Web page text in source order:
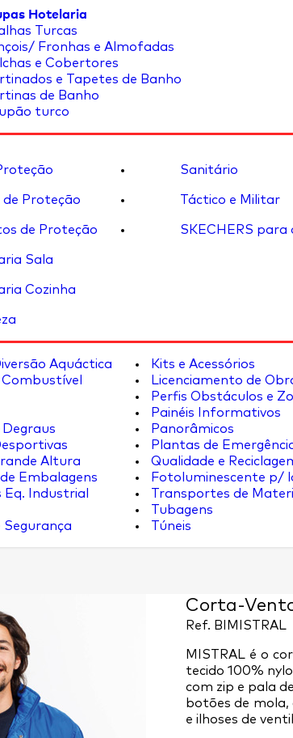
Hotelaria
Turcas
Fronhas e Almofadas
e Cobertores
e Tapetes de Banho
de Banho
turco
de Proteção
de Proteção
Sala
Cozinha
Sanitário
Táctico e Militar
SKECHERS
Aquáctica
Altura
Embalagens
Eq. Industrial
Segurança
Kits e Acessórios
Licenciamento de
Perfis Obstáculos e
Painéis Informativos
Panorâmicos
Plantas de
Qualidade e
Fotoluminescente p/
Transportes de
Tubagens
Túneis
Corta-
Ref. BIMISTRAL
MISTRAL é o
tecido 100%
com zip e pala
botões de
e ilhoses de